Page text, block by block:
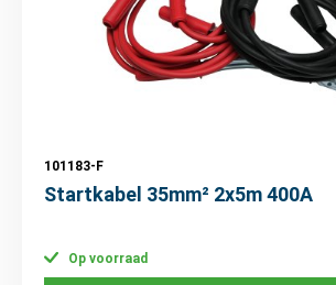
101183-F
Startkabel 35mm² 2x5m 400A
Op voorraad